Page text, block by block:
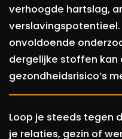
verhoogde hartslag,
verslavingspotentieel.
onvoldoende
dergelijke stoffen kan
gezondheidsrisico’s
Loop je steeds tegen
je relaties, gezin of